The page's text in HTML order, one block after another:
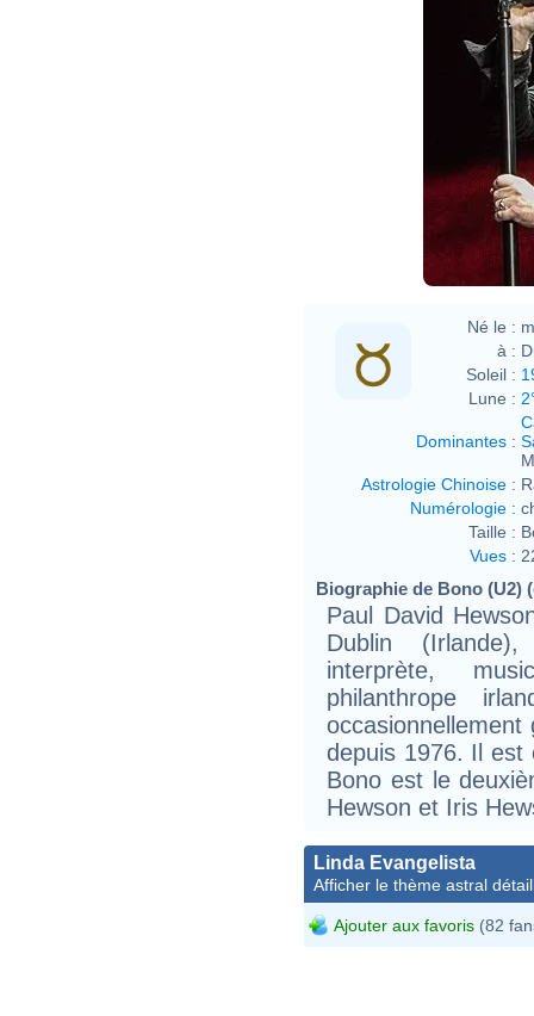
Né le :
à :
Soleil :
Lune :
Dominantes :
Astrologie Chinoise :
Numérologie :
Taille :
Vues :
Biographie de Bono (U2)
Paul David
Dublin
interprète,
philanthrope
occasionnellement
depuis 1976. Il est
Bono est le
Hewson et Iris
Linda Evangelista
Afficher le thème astral
Ajouter aux favoris (82